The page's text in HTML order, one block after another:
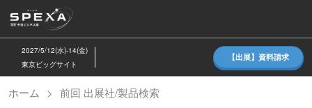
キ
ッ
し
て
2027/5/12(水)-14(金)
東京ビッグサイト
【出展】資料請求
ホーム 前回 出展社/製品検索